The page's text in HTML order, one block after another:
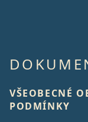
VŠEOBECNÉ
PODMÍNKY